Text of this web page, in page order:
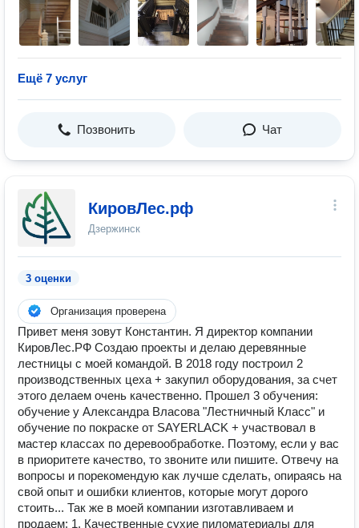
Ещё 7 услуг
Позвонить Чат
КировЛес.рф
Дзержинск
3 оценки
Организация проверена
Привет меня зовут Константин. Я директор компании
КировЛес.РФ Создаю проекты и делаю деревянные
лестницы с моей командой. В 2018 году построил 2
производственных цеха + закупил оборудования, за счет
этого делаем очень качественно. Прошел 3 обучения:
обучение у Александра Власова "Лестничный Класс" и
обучение по покраске от SAYERLACK + участвовал в
мастер классах по деревообработке. Поэтому, если у вас
в приоритете качество, то звоните или пишите. Отвечу на
вопросы и порекомендую как лучше сделать, опираясь на
свой опыт и ошибки клиентов, которые могут дорого
стоить... Так же в моей компании изготавливаем и
продаем: 1. Качественные сухие пиломатериалы для